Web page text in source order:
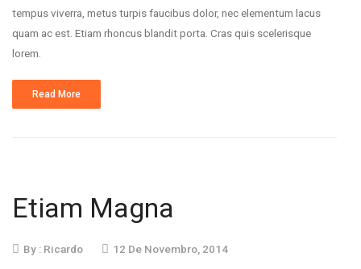
tempus viverra, metus turpis faucibus dolor, nec elementum lacus
quam ac est. Etiam rhoncus blandit porta. Cras quis scelerisque
lorem.
Read More
Etiam Magna
By : Ricardo 12 De Novembro, 2014